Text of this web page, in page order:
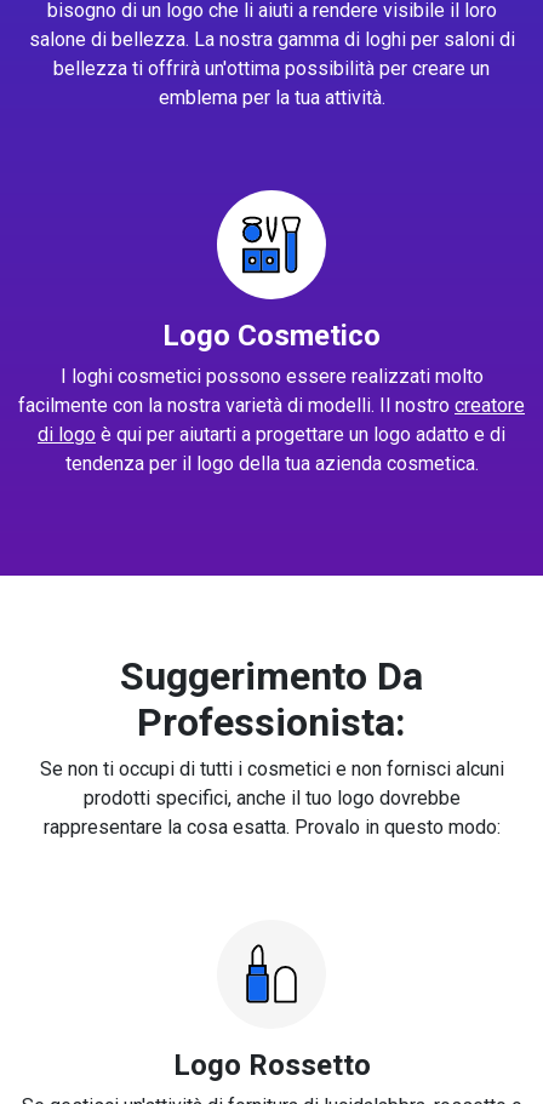
bisogno di un logo che li aiuti a rendere visibile il loro
salone di bellezza. La nostra gamma di loghi per saloni di
bellezza ti offrirà un'ottima possibilità per creare un
emblema per la tua attività.
Logo Cosmetico
I loghi cosmetici possono essere realizzati molto
facilmente con la nostra varietà di modelli. Il nostro creatore
di logo è qui per aiutarti a progettare un logo adatto e di
tendenza per il logo della tua azienda cosmetica.
Suggerimento Da
Professionista:
Se non ti occupi di tutti i cosmetici e non fornisci alcuni
prodotti specifici, anche il tuo logo dovrebbe
rappresentare la cosa esatta. Provalo in questo modo:
Logo Rossetto